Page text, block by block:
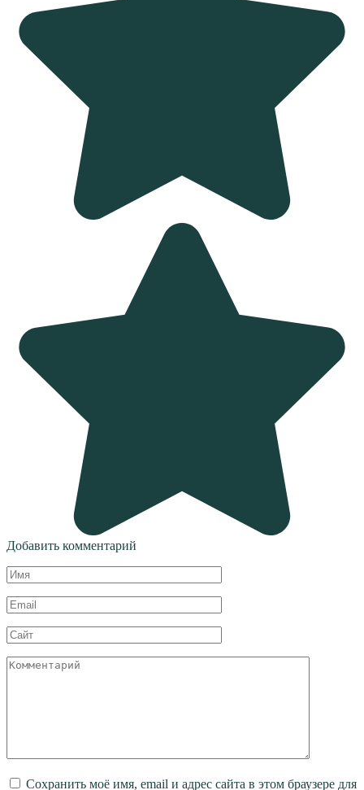
Добавить комментарий
Имя
*
Email
*
Сайт
Комментарий
Сохранить моё имя, email и адрес сайта в этом браузере для